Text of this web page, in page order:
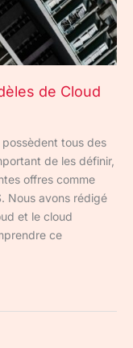
de Cloud
tous des
de les définir,
offres comme
Nous avons rédigé
et le cloud
ce